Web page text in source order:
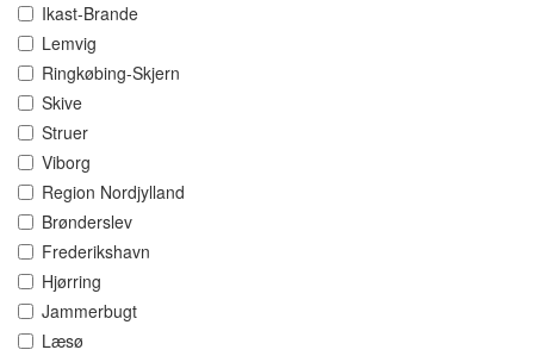
Ikast-Brande
Lemvig
Ringkøbing-Skjern
Skive
Struer
Viborg
Region Nordjylland
Brønderslev
Frederikshavn
Hjørring
Jammerbugt
Læsø